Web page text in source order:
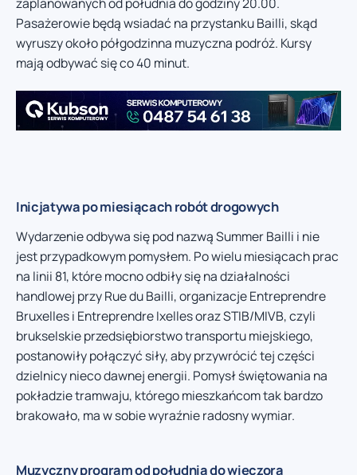
Pasażerowie będą wsiadać na przystanku Bailli, skąd
wyruszy około półgodzinna muzyczna podróż. Kursy
mają odbywać się co 40 minut.
Inicjatywa po miesiącach robót drogowych
Wydarzenie odbywa się pod nazwą Summer Bailli i nie
jest przypadkowym pomysłem. Po wielu miesiącach prac
na linii 81, które mocno odbiły się na działalności
handlowej przy Rue du Bailli, organizacje Entreprendre
Bruxelles i Entreprendre Ixelles oraz STIB/MIVB, czyli
brukselskie przedsiębiorstwo transportu miejskiego,
postanowiły połączyć siły, aby przywrócić tej części
dzielnicy nieco dawnej energii. Pomysł świętowania na
pokładzie tramwaju, którego mieszkańcom tak bardzo
brakowało, ma w sobie wyraźnie radosny wymiar.
Muzyczny program od południa do wieczora